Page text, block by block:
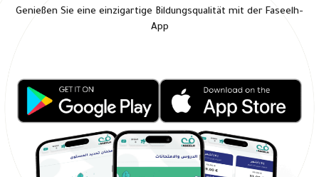
Genießen Sie eine einzigartige Bildungsqualität mit der Faseelh-
App